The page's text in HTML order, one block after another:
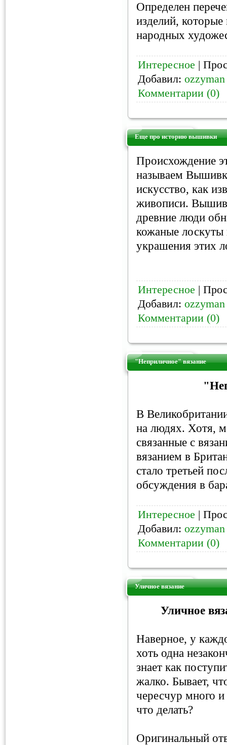
Определен
изделий,
народных
Интересное |
Добавил: ozzyman
Комментарии (0)
Еще про историю вышивки
Происхождение
называем
искусство, как
живописи.
древние люди
кожаные лоскуты
украшения этих
Интересное |
Добавил: ozzyman
Комментарии (0)
"Неприличное" вязание
В
на людях. Хотя,
связанные с
вязанием в
стало третьей
обсуждения в
Интересное |
Добавил: ozzyman
Комментарии (0)
Уличное вязание
Уличное
Наверное, у
хоть одна
знает как
жалко. Бывает,
чересчур много и
что делать?
Оригинальный